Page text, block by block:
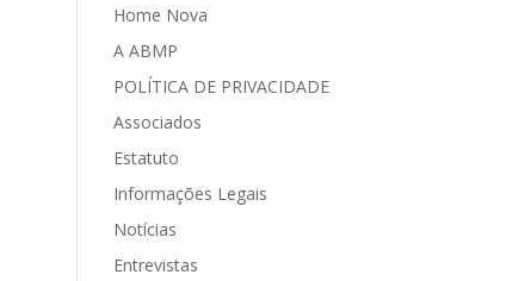
Home Nova
A ABMP
POLÍTICA DE PRIVACIDADE
Associados
Estatuto
Informações Legais
Notícias
Entrevistas